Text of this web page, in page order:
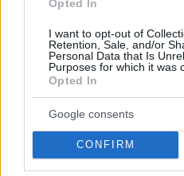
Opted In
I want to opt-out of
Retention, Sale, and/or
Personal Data that Is
Purposes for which it was
Opted In
Google consents
CONFIRM
Απομένουν2500χαρακτήρες